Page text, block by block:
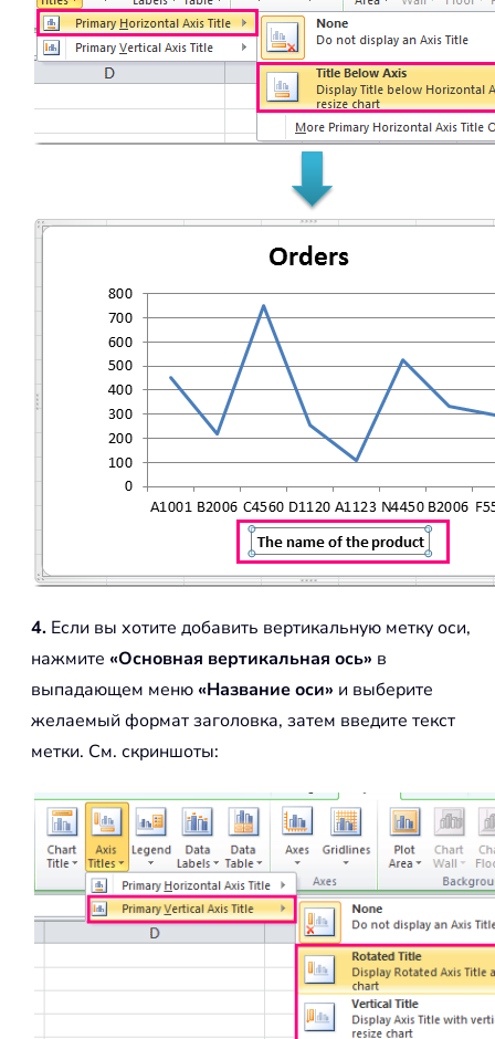
4. Если вы хотите добавить вертикальную метку оси,
нажмите «Основная вертикальная ось» в
выпадающем меню «Название оси» и выберите
желаемый формат заголовка, затем введите текст
метки. См. скриншоты: